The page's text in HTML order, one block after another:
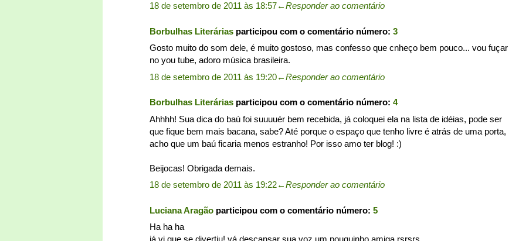
18 de setembro de 2011 às 18:57←Responder ao comentário
Borbulhas Literárias participou com o comentário número: 3
Gosto muito do som dele, é muito gostoso, mas confesso que cnheço bem pouco... vou fuçar
no you tube, adoro música brasileira.
18 de setembro de 2011 às 19:20←Responder ao comentário
Borbulhas Literárias participou com o comentário número: 4
Ahhhh! Sua dica do baú foi suuuuér bem recebida, já coloquei ela na lista de idéias, pode ser
que fique bem mais bacana, sabe? Até porque o espaço que tenho livre é atrás de uma porta,
acho que um baú ficaria menos estranho! Por isso amo ter blog! :)
Beijocas! Obrigada demais.
18 de setembro de 2011 às 19:22←Responder ao comentário
Luciana Aragão participou com o comentário número: 5
Ha ha ha